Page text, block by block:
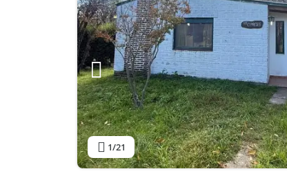
1/21